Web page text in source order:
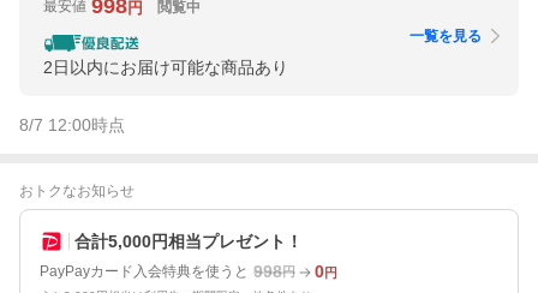
最安値 998円 閲覧中
2日以内にお届け可能な商品あり
一覧を見る
8/7 12:00時点
おトクなお知らせ
合計5,000円相当プレゼント！
PayPayカード入会特典を使うと 998円 0円